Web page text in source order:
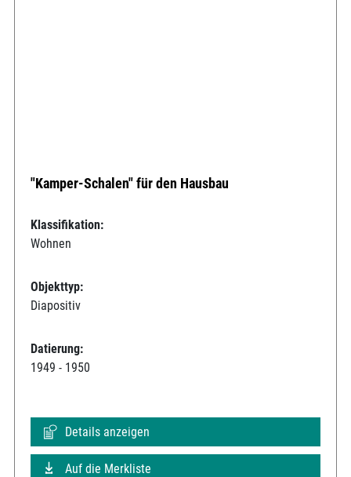
"Kamper-Schalen" für den Hausbau
Klassifikation:
Wohnen
Objekttyp:
Diapositiv
Datierung:
1949 - 1950
Details anzeigen
Auf die Merkliste